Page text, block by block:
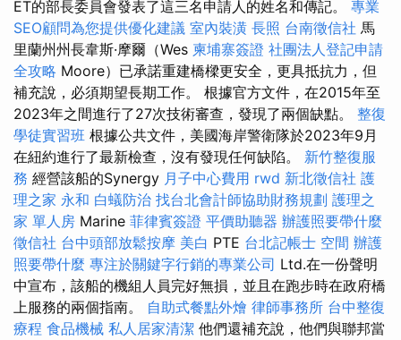
ET的部長委員會發表了這三名申請人的姓名和傳記。 專業
SEO顧問為您提供優化建議 室內裝潢 長照 台南徵信社 馬
里蘭州州長韋斯·摩爾（Wes 柬埔寨簽證 社團法人登記申請
全攻略 Moore）已承諾重建橋樑更安全，更具抵抗力，但
補充說，必須期望長期工作。 根據官方文件，在2015年至
2023年之間進行了27次技術審查，發現了兩個缺點。 整復
學徒實習班 根據公共文件，美國海岸警衛隊於2023年9月
在紐約進行了最新檢查，沒有發現任何缺陷。 新竹整復服
務 經營該船的Synergy 月子中心費用 rwd 新北徵信社 護
理之家 永和 白蟻防治 找台北會計師協助財務規劃 護理之
家 單人房 Marine 菲律賓簽證 平價助聽器 辦護照要帶什麼
徵信社 台中頭部放鬆按摩 美白 PTE 台北記帳士 空間 辦護
照要帶什麼 專注於關鍵字行銷的專業公司 Ltd.在一份聲明
中宣布，該船的機組人員完好無損，並且在跑步時在政府橋
上服務的兩個指南。 自助式餐點外燴 律師事務所 台中整復
療程 食品機械 私人居家清潔 他們還補充說，他們與聯邦當